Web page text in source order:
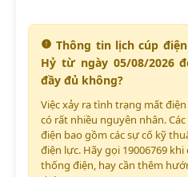
Thông tin lịch cúp
Hỷ từ ngày 05/08/2026
đầy đủ không?
Việc xảy ra tình trạng mất
có rất nhiều nguyên nhân.
điện bao gồm các sự cố kỹ
điện lực. Hãy gọi 19006769
thống điện, hay cần thêm